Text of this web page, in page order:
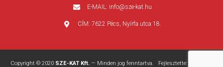
E-MAIL: info@sze-kat.hu
CÍM: 7622 Pécs, Nyírfa utca 18.
Copyright © 2020 SZE-KAT Kft. — Minden jog fenntartva. Fejlesztette: